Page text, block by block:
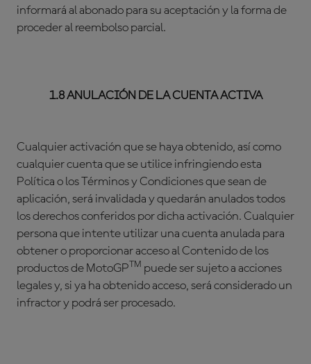
informará al abonado para su aceptación y la forma de
proceder al reembolso parcial.
1.8 ANULACIÓN DE LA CUENTA ACTIVA
Cualquier activación que se haya obtenido, así como
cualquier cuenta que se utilice infringiendo esta
Política o los Términos y Condiciones que sean de
aplicación, será invalidada y quedarán anulados todos
los derechos conferidos por dicha activación. Cualquier
persona que intente utilizar una cuenta anulada para
obtener o proporcionar acceso al Contenido de los
productos de MotoGP TM puede ser sujeto a acciones
legales y, si ya ha obtenido acceso, será considerado un
infractor y podrá ser procesado.